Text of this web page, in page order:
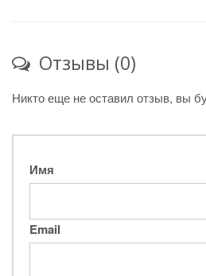
Отзывы (0)
Никто еще не оставил отзыв, вы
Имя
Email